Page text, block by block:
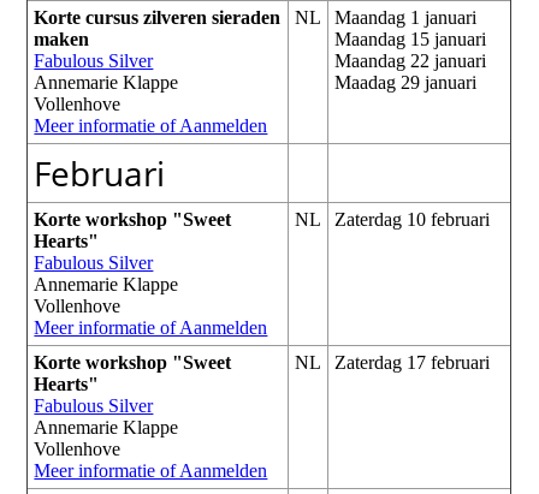
Korte cursus zilveren sieraden
maken
Fabulous Silver
Annemarie Klappe
Vollenhove
Meer informatie of Aanmelden
NL
Maandag 1 januari
Maandag 15 januari
Maandag 22 januari
Maadag 29 januari
Februari
Korte workshop "Sweet
Hearts"
Fabulous Silver
Annemarie Klappe
Vollenhove
Meer informatie of Aanmelden
NL Zaterdag 10 februari
Korte workshop "Sweet
Hearts"
Fabulous Silver
Annemarie Klappe
Vollenhove
Meer informatie of Aanmelden
NL Zaterdag 17 februari